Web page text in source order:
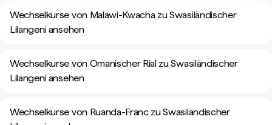
Wechselkurse von Malawi-Kwacha zu Swasiländischer
Lilangeni ansehen
Wechselkurse von Omanischer Rial zu Swasiländischer
Lilangeni ansehen
Wechselkurse von Ruanda-Franc zu Swasiländischer